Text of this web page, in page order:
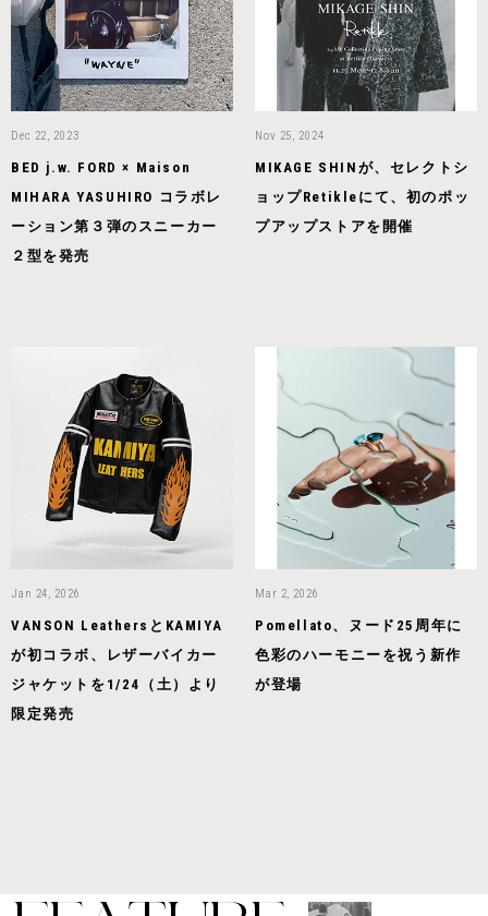
Dec 22, 2023
BED j.w. FORD × Maison
MIHARA YASUHIRO コラボレ
ーション第３弾のスニーカー
２型を発売
Nov 25, 2024
MIKAGE SHINが、セレクトシ
ョップRetikleにて、初のポッ
プアップストアを開催
Jan 24, 2026
VANSON LeathersとKAMIYA
が初コラボ、レザーバイカー
ジャケットを1/24（土）より
限定発売
Mar 2, 2026
Pomellato、ヌード25周年に
色彩のハーモニーを祝う新作
が登場